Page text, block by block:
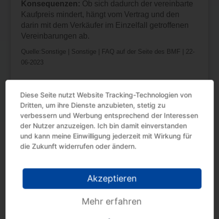
Konsequenzen: Ob sich dadurch der vereinbarte
Kaufpreis mindert, hängt vom Vertrag und den
darin mit dem Verkäufer im Einzelfall getroffenen
Vereinbarungen ab.
Quelle:Sonstige | Sonstige | FAQ auf der Seite des BMF | 22-
06-2023
Neueste Beiträge
Bemessungsgrundlage
Sicherungseinbehalt: Umsatzsteuer-Änderung
wegen Uneinbringlichkeit
Diese Seite nutzt Website Tracking-Technologien von
Dritten, um ihre Dienste anzubieten, stetig zu
verbessern und Werbung entsprechend der Interessen
der Nutzer anzuzeigen. Ich bin damit einverstanden
und kann meine Einwilligung jederzeit mit Wirkung für
die Zukunft widerrufen oder ändern.
Akzeptieren
Mehr erfahren